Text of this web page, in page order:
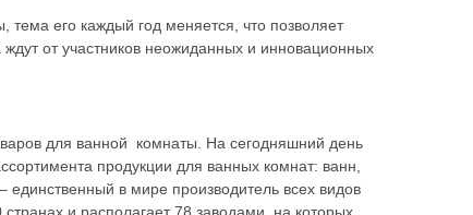
его каждый год меняется, что позволяет
от участников неожиданных и инновационных
для ванной комнаты. На сегодняшний день
продукции для ванных комнат: ванн,
в мире производитель всех видов